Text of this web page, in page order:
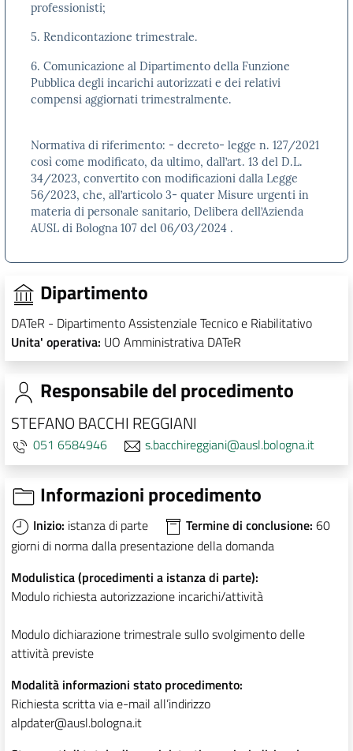
professionisti;
5. Rendicontazione trimestrale.
6. Comunicazione al Dipartimento della Funzione
Pubblica degli incarichi autorizzati e dei relativi
compensi aggiornati trimestralmente.
Normativa di riferimento: - decreto- legge n. 127/2021
così come modificato, da ultimo, dall’art. 13 del D.L.
34/2023, convertito con modificazioni dalla Legge
56/2023, che, all’articolo 3- quater Misure urgenti in
materia di personale sanitario, Delibera dell’Azienda
AUSL di Bologna 107 del 06/03/2024 .
Dipartimento
DATeR - Dipartimento Assistenziale Tecnico e Riabilitativo
Unita' operativa: UO Amministrativa DATeR
Responsabile del procedimento
STEFANO BACCHI REGGIANI
051 6584946 s.bacchireggiani@ausl.bologna.it
Informazioni procedimento
Inizio: istanza di parte Termine di conclusione: 60
giorni di norma dalla presentazione della domanda
Modulistica (procedimenti a istanza di parte):
Modulo richiesta autorizzazione incarichi/attività
Modulo dichiarazione trimestrale sullo svolgimento delle
attività previste
Modalità informazioni stato procedimento:
Richiesta scritta via e-mail all’indirizzo
alpdater@ausl.bologna.it